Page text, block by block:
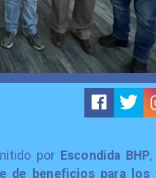
por Escondida BHP
de beneficios para los